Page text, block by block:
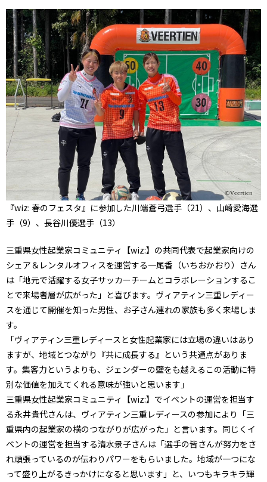
『wiz: 春のフェスタ』に参加した川端蒼弓選手（21）、山崎愛海選
手（9）、長谷川優選手（13）
三重県女性起業家コミュニティ【wiz:】の共同代表で起業家向けの
シェア＆レンタルオフィスを運営する一尾香（いちおかおり）さん
は「地元で活躍する女子サッカーチームとコラボレーションするこ
とで来場者層が広がった」と喜びます。ヴィアティン三重レディー
スを通じて開催を知った男性、お子さん連れの家族も多く来場しま
す。
「ヴィアティン三重レディースと女性起業家には立場の違いはあり
ますが、地域とつながり『共に成長する』という共通点がありま
す。集客力というよりも、ジェンダーの壁をも越えるこの活動に特
別な価値を加えてくれる意味が強いと思います」
三重県女性起業家コミュニティ【wiz:】でイベントの運営を担当す
る永井貴代さんは、ヴィアティン三重レディースの参加により「三
重県内の起業家の横のつながりが広がった」と言います。同じくイ
ベントの運営を担当する清水景子さんは「選手の皆さんが努力をさ
れ頑張っているのが伝わりパワーをもらいました。地域が一つにな
って盛り上がるきっかけになると思います」と、いつもキラキラ輝